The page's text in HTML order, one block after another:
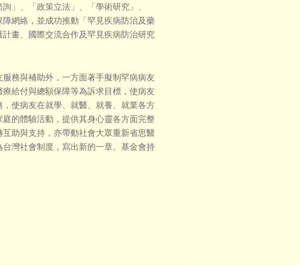
、「政策立法」、「學術研究」、
網絡，並成功推動「罕見疾病防治及藥
畫、國際交流合作及罕見疾病防治研究
務與補助外，一方面著手擬制罕病病友
給付與總額保障等為訴求目標，使病友
使病友在就學、就醫、就養、就業各方
的體驗活動，提供其身心靈各方面完整
助與支持，亦帶動社會大眾重新省思醫
灣社會制度，寫出新的一章。基金會持